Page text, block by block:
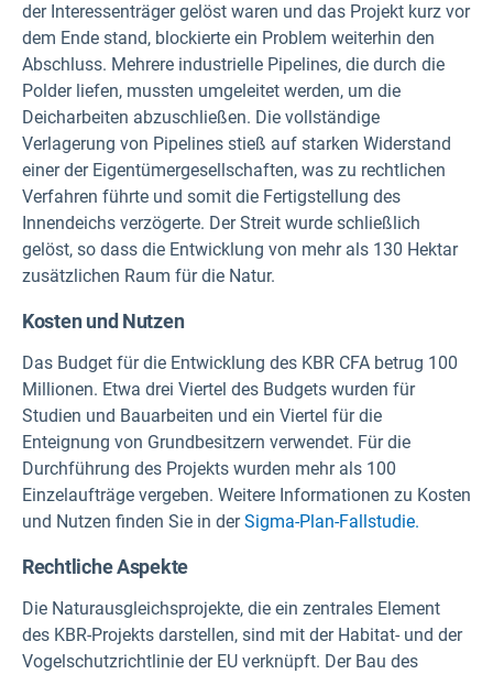
der Interessenträger gelöst waren und das Projekt kurz vor
dem Ende stand, blockierte ein Problem weiterhin den
Abschluss. Mehrere industrielle Pipelines, die durch die
Polder liefen, mussten umgeleitet werden, um die
Deicharbeiten abzuschließen. Die vollständige
Verlagerung von Pipelines stieß auf starken Widerstand
einer der Eigentümergesellschaften, was zu rechtlichen
Verfahren führte und somit die Fertigstellung des
Innendeichs verzögerte. Der Streit wurde schließlich
gelöst, so dass die Entwicklung von mehr als 130 Hektar
zusätzlichen Raum für die Natur.
Kosten und Nutzen
Das Budget für die Entwicklung des KBR CFA betrug 100
Millionen. Etwa drei Viertel des Budgets wurden für
Studien und Bauarbeiten und ein Viertel für die
Enteignung von Grundbesitzern verwendet. Für die
Durchführung des Projekts wurden mehr als 100
Einzelaufträge vergeben. Weitere Informationen zu Kosten
und Nutzen finden Sie in derSigma-Plan-Fallstudie.
Rechtliche Aspekte
Die Naturausgleichsprojekte, die ein zentrales Element
des KBR-Projekts darstellen, sind mit der Habitat- und der
Vogelschutzrichtlinie der EU verknüpft. Der Bau des